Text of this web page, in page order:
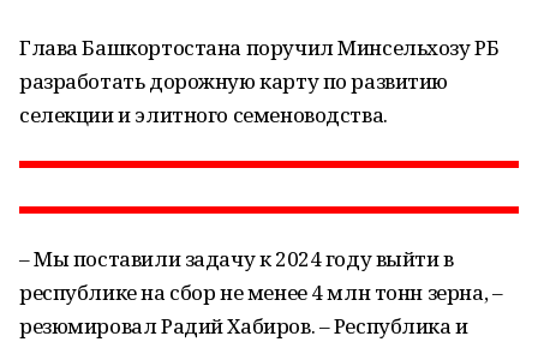
Глава Башкортостана поручил Минсельхозу РБ
разработать дорожную карту по развитию
селекции и элитного семеноводства.
– Мы поставили задачу к 2024 году выйти в
республике на сбор не менее 4 млн тонн зерна, –
резюмировал Радий Хабиров. – Республика и